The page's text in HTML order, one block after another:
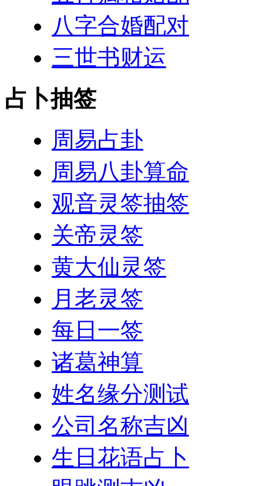
八字合婚配对
三世书财运
占卜抽签
周易占卦
周易八卦算命
观音灵签抽签
关帝灵签
黄大仙灵签
月老灵签
每日一签
诸葛神算
姓名缘分测试
公司名称吉凶
生日花语占卜